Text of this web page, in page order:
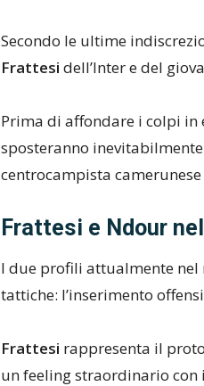
Secondo le ultime
Frattesi dell’Inter e del
Prima di affondare i colpi in
sposteranno
centrocampista camerunese
Frattesi e Ndour
I due profili attualmente nel
tattiche: l’inserimento
Frattesi rappresenta il
un feeling straordinario